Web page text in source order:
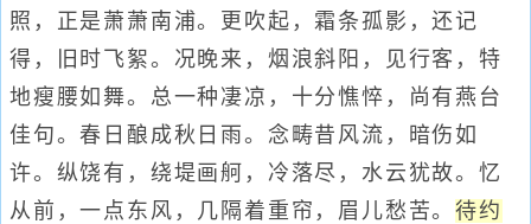
照，正是萧萧南浦。更吹起，霜条孤影，还记
得，旧时飞絮。况晚来，烟浪斜阳，见行客，特
地瘦腰如舞。总一种凄凉，十分憔悴，尚有燕台
佳句。春日酿成秋日雨。念畴昔风流，暗伤如
许。纵饶有，绕堤画舸，冷落尽，水云犹故。忆
从前，一点东风，几隔着重帘，眉儿愁苦。待约